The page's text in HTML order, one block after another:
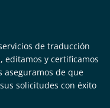
de traducción
editamos y certificamos
aseguramos de que
solicitudes con éxito